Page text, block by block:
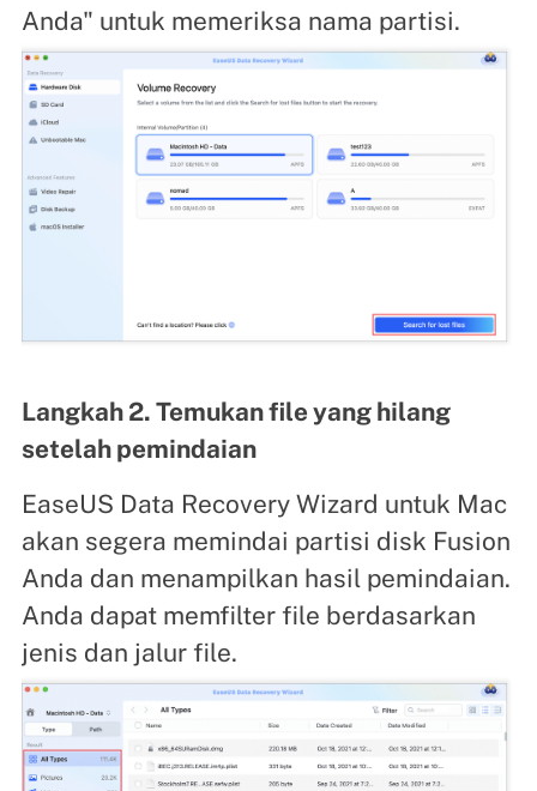
Anda" untuk memeriksa nama partisi.
Langkah 2. Temukan file yang hilang
setelah pemindaian
EaseUS Data Recovery Wizard untuk Mac
akan segera memindai partisi disk Fusion
Anda dan menampilkan hasil pemindaian.
Anda dapat memfilter file berdasarkan
jenis dan jalur file.